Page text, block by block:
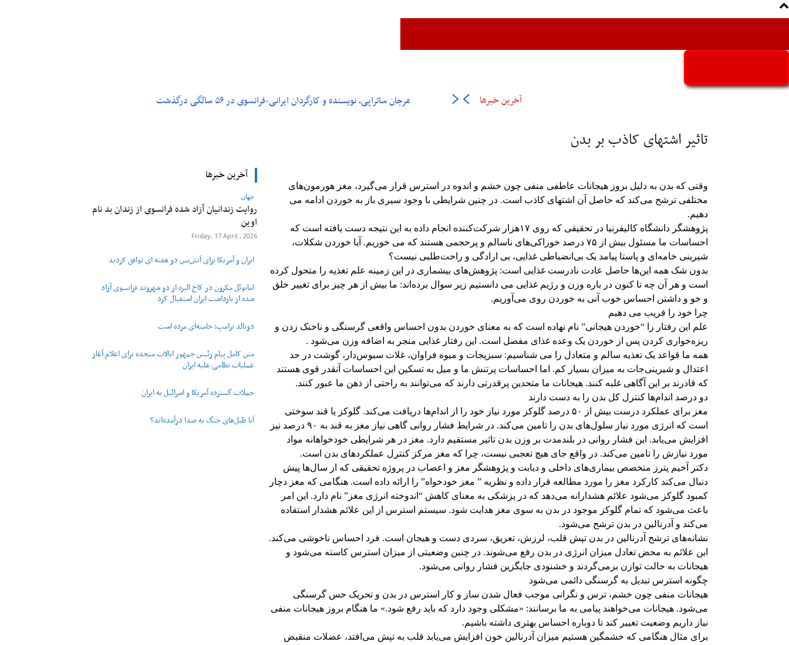
آخرین خبرها مرجان ساتراپی، نویسنده و کارگردان ایرانی-فرانسوی در ۵۶ سالگی درگذشت
تاثیر اشتهای کاذب بر بدن
وقتی ‌که بدن به دلیل بروز هیجانات عاطفی منفی چون خشم و اندوه در استرس قرار می‌گیرد، مغز هورمون‌های
مختلفی ترشح می‌کند که حاصل آن اشتهای کاذب است. در چنین شرایطی با وجود سیری باز به خوردن ادامه می
دهیم.
پژوهشگر دانشگاه کالیفرنیا در تحقیقی که روی ۱۷هزار شرکت‌کننده انجام داده به این نتیجه دست یافته است که
احساسات ما مسئول بیش از ۷۵ درصد خوراکی‌های ناسالم و پرحجمی هستند که می خوریم. آیا خوردن شکلات،
شیرینی خامه‌ای و پاستا پیامد یک بی‌انضباطی غذایی، بی ارادگی و راحت‌طلبی نیست؟
بدون شک همه این‌ها حاصل عادت نادرست غذایی است: پژوهش‌های بیشماری در این زمینه علم تغذیه را متحول کرده
است و هر آن چه تا کنون در باره وزن و رژیم غذایی می دانستیم زیر سوال برده‌اند: ما بیش از هر چیز برای تغییر خلق
و خو و داشتن احساس خوب آنی به خوردن روی می‌آوریم.
چرا خود را فریب می دهیم
علم این رفتار را “خوردن هیجانی” نام نهاده است که به معنای خوردن بدون احساس واقعی گرسنگی و ناخنک زدن و
ریزه‌خواری کردن پس از خوردن یک وعده غذای مفصل است. این رفتار غذایی منجر به اضافه وزن می‌شود .
همه ما قواعد یک تغذیه سالم و متعادل را می شناسیم: سبزیجات و میوه فراوان، غلات سبوس‌دار، گوشت در حد
اعتدال و شیرینی‌جات به میزان بسیار کم. اما احساسات پرتنش ما و میل به تسکین این احساسات آنقدر قوی هستند
که قادرند بر این آگاهی غلبه کنند. هیجانات ما متحدین پرقدرتی دارند که می‌توانند به راحتی از ذهن ما عبور کنند.
دو درصد اندام‌ها کنترل کل بدن را به دست دارند
مغز برای عملکرد درست بیش از ۵۰ درصد گلوکز مورد نیاز خود را از اندام‌ها دریافت می‌کند. گلوکز یا قند سوختی
است که انرژی مورد نیاز سلول‌های بدن را تامین می‌کند. در شرایط فشار روانی گاهی نیاز مغز به قند به ۹۰ درصد نیز
افزایش می‌یابد. این فشار روانی در بلندمدت بر وزن بدن تاثیر مستقیم دارد. مغز در هر شرایطی خودخواهانه مواد
مورد نیازش را تامین می‌کند. در واقع جای هیچ تعجبی نیست، چرا که مغز مرکز کنترل عملکردهای بدن است.
دکتر آخیم پترز متخصص بیماری‌های داخلی و دیابت و پژوهشگر مغز و اعصاب در پروژه تحقیقی که از سال‌ها پیش
دنبال می‌کند کارکرد مغز را مورد مطالعه قرار داده و نظریه ” مغز خودخواه” را ارائه داده است. هنگامی‌ که مغز دچار
کمبود گلوکز می‌شود علائم هشدارانه می‌دهد که در پزشکی به معنای کاهش “اندوخته انرژی مغز” نام دارد. این امر
باعث می‌شود که تمام گلوکز موجود در بدن به سوی مغز هدایت شود. سیستم استرس از این علائم هشدار استفاده
می‌کند و آدرنالین در بدن ترشح می‌شود.
نشانه‌های ترشح آدرنالین در بدن تپش قلب، لرزش، تعریق، سردی دست و هیجان است. فرد احساس ناخوشی می‌کند.
این علائم به محض تعادل میزان انرژی در بدن رفع می‌شوند. در چنین وضعیتی از میزان استرس کاسته می‌شود و
هیجانات به حالت توازن برمی‌گردند و خشنودی جایگزین فشار روانی می‌شود.
چگونه استرس تبدیل به گرسنگی دائمی می‌شود
هیجانات منفی چون خشم، ترس و نگرانی موجب فعال شدن ساز و کار استرس در بدن و تحریک حس گرسنگی
می‌شود. هیجانات می‌خواهند پیامی به ما برسانند: «مشکلی وجود دارد که باید رفع شود.» ما هنگام بروز هیجانات منفی
نیاز داریم وضعیت تغییر کند تا دوباره احساس بهتری داشته باشیم.
برای مثال هنگامی که خشمگین هستیم میزان آدرنالین خون افزایش می‌یابد قلب به تپش می‌افتد، عضلات منقبض
آخرین خبرها
جهان
روایت زندانیان آزاد شده فرانسوی از زندان ‌بد نام
اوین
Friday, 17 April , 2026
ایران و آمریکا برای آتش‌بس دو هفته‌ ای توافق کردند
امانوئل مکرون در کاخ الیزه از دو شهروند فرانسوی آزاد
شده از بازداشت ایران استقبال کرد
دونالد ترامپ: خامنه‌ای مرده است
متن کامل پیام رئیس جمهور ایالات متحده برای اعلام آغاز
عملیات نظامی علیه ایران
حملات گسترده آمریکا و اسرائیل به ایران
آیا طبل‌های جنگ به صدا درآمده‌اند؟